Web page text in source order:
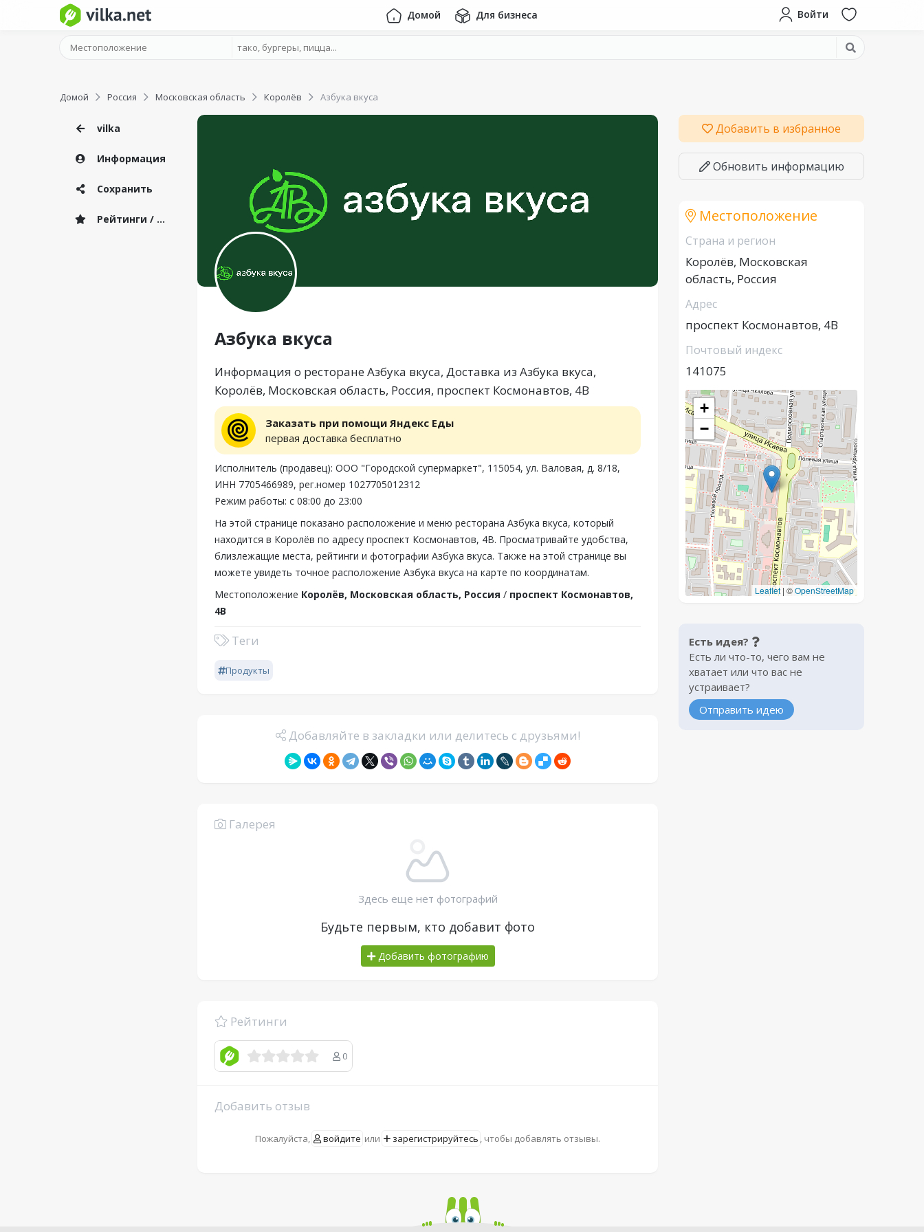
Домой Для бизнеса Войти
Домой Россия Московская область Королёв Азбука вкуса
vilka
Информация
Сохранить
Рейтинги / Отзывы
Азбука вкуса
Информация о ресторане Азбука вкуса, Доставка из Азбука вкуса,
Королёв, Московская область, Россия, проспект Космонавтов, 4В
Заказать при помощи Яндекс Еды
первая доставка бесплатно
Исполнитель (продавец): ООО "Городской супермаркет", 115054, ул. Валовая, д. 8/18,
ИНН 7705466989, рег.номер 1027705012312
Режим работы: с 08:00 до 23:00
На этой странице показано расположение и меню ресторана Азбука вкуса, который
находится в Королёв по адресу проспект Космонавтов, 4В. Просматривайте удобства,
близлежащие места, рейтинги и фотографии Азбука вкуса. Также на этой странице вы
можете увидеть точное расположение Азбука вкуса на карте по координатам.
Местоположение Королёв, Московская область, Россия / проспект Космонавтов,
4В
Теги
Продукты
Добавляйте в закладки или делитесь с друзьями!
Галерея
Здесь еще нет фотографий
Будьте первым, кто добавит фото
Добавить фотографию
Рейтинги
0
Добавить отзыв
Пожалуйста, войдите или зарегистрируйтесь , чтобы добавлять отзывы.
Добавить в избранное
Обновить информацию
Местоположение
Страна и регион
Королёв, Московская
область, Россия
Адрес
проспект Космонавтов, 4В
Почтовый индекс
141075
+
−
Leaflet | ©OpenStreetMap
Есть идея?
Есть ли что-то, чего вам не
хватает или что вас не
устраивает?
Отправить идею